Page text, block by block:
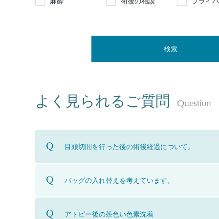
検索
よく見られるご質問 Question
目頭切開を行った後の術後経過について。
バッグの入れ替えを考えています。
アトピー後の茶色い色素沈着